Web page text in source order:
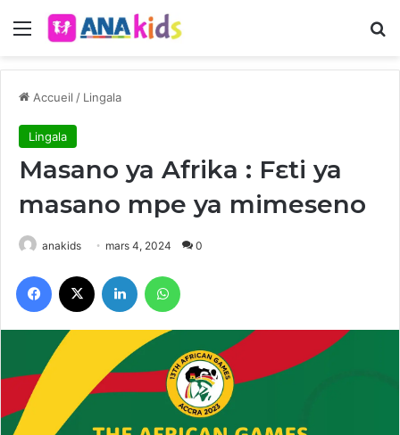
Menu
Accueil / Lingala
Lingala
Masano ya Afrika : Fɛti ya
masano mpe ya mimeseno
anakids mars 4, 2024 0
Facebook Linkedin